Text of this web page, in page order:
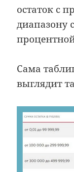
остаток с
диапазону
Сама
выглядит